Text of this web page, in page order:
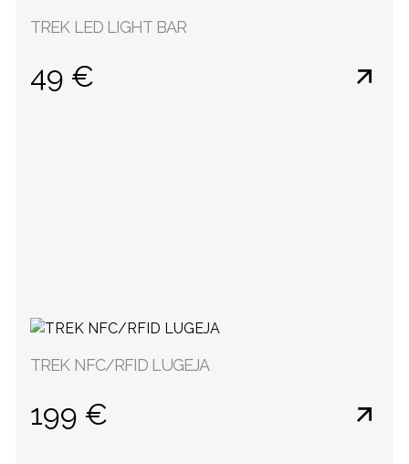
TREK LED LIGHT BAR
49 €
TREK NFC/RFID LUGEJA
199 €